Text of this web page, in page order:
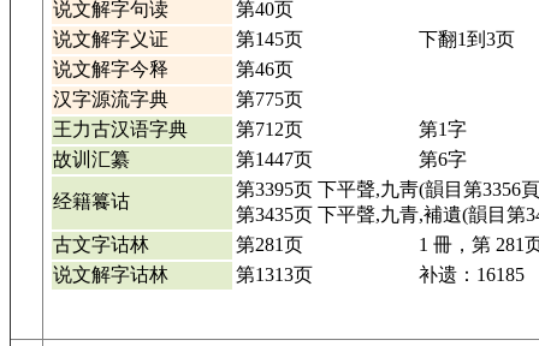
说文解字句读
第40页
说文解字义证
第145页
下翻1到3页
说文解字今释
第46页
汉字源流字典
第775页
王力古汉语字典
第712页
第1字
故训汇纂
第1447页 第6字
经籍籑诂
第3395页 下平聲,九靑(韻目第3356
第3435页 下平聲,九青,補遺(韻目第
古文字诂林
第281页
1 冊，第 281
说文解字诂林
第1313页 补遗：16185